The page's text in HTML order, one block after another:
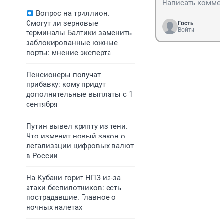
Вопрос на триллион.
Смогут ли зерновые
терминалы Балтики заменить
заблокированные южные
порты: мнение эксперта
Пенсионеры получат
прибавку: кому придут
дополнительные выплаты с 1
сентября
Путин вывел крипту из тени.
Что изменит новый закон о
легализации цифровых валют
в России
На Кубани горит НПЗ из-за
атаки беспилотников: есть
пострадавшие. Главное о
ночных налетах
Гость
Войти